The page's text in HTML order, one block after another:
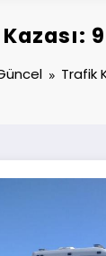
Trafik